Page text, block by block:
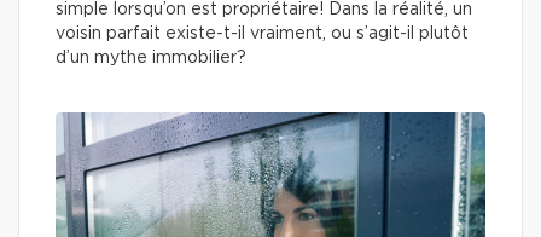
simple lorsqu’on est propriétaire! Dans la réalité, un
voisin parfait existe-t-il vraiment, ou s’agit-il plutôt
d’un mythe immobilier?